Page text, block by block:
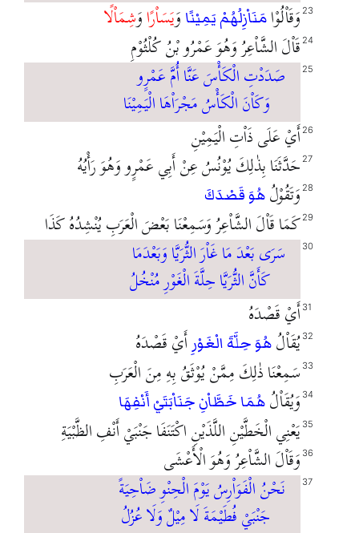
وَقَاْلُوْا مَنَاْزِلُهُمْ يَمِيْنًا وَيَسَاْرًاوَشِمَاْلًا 23
قَاْلَ الشَّاْعِرُ وَهُوَ عَمْرُو بْنُ كُلْثُوْمِ 24
صَدَدْتِ الْكَأْسَ عَنَّا أُمَّ عَمْرٍو
وَكَاْنَ الْكَأْسُ مَجْرَاْهَا الْيَمِيْنَا
25
أَيْ عَلَى ذَاْتِ الْيَمِيْنِ 26
حَدَّثَنَا بِذٰلِكَ يُوْنُسُ عِنْ أَبِي عَمْرٍو وَهُوَ رَأْيُهُ 27
وَتَقُوْلُ هُوَ قَصْدَكَ 28
كَمَا قَاْلَ الشَّاْعِرُ وَسَمِعْنَا بَعْضَ الْعَرَبِ يُنْشِدُهُ كَذَا 29
سَرَى بَعْدَ مَا غَاْرَ الثُّرَيَّا وَبَعْدَمَا
كَأَنَّ الثُّرَيَّا حِلَّةَ الْغَوْرِ مُنْخُلُ
30
أَيْ قَصْدَهُ 31
يُقَاْلُ هُوَ حِلَّةَ الْغَوْرِ أَيْ قَصْدَهُ 32
سَمِعْنَا ذٰلِكَ مِمَّنْ يُوْثَقُ بِهِ مِنَ الْعَرَبِ 33
وَيُقَاْلُ هُمَا خَطَّاْنِ جَنَاْبَتَيْ أَنْفِهَا 34
يَعْنِي الْخَطَّيْنِ اللَّذَيْنِ اكْتَنَفَا جَنْبَيْ أَنْفِ الظَّبْيَةِ 35
وَقَاْلَ الشَّاْعِرُ وَهُوَ الْأَعْشَى 36
نَحْنُ الْفَوَاْرِسُ يَوْمَ الْحِنْوِ ضَاْحِيَةً
جَنْبَيْ فُطَيْمَةَ لَا مِيْلٌ وَلَا عُزُلُ
37